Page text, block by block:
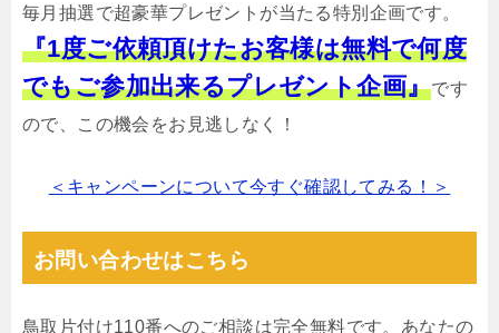
毎月抽選で超豪華プレゼントが当たる特別企画です。
『1度ご依頼頂けたお客様は無料で何度
でもご参加出来るプレゼント企画』です
ので、この機会をお見逃しなく！
＜キャンペーンについて今すぐ確認してみる！＞
お問い合わせはこちら
鳥取片付け110番へのご相談は完全無料です。あなたの